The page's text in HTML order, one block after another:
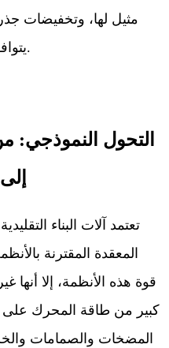
مثيل لها، وتخفيضات
يتوافق مع أهداف الاستدامة العالمية.
التحول النموذجي:
تعتمد آلات البناء
المعقدة المقترنة
قوة هذه الأنظمة، إلا أنها
كبير من طاقة المحرك
المضخات والصمامات